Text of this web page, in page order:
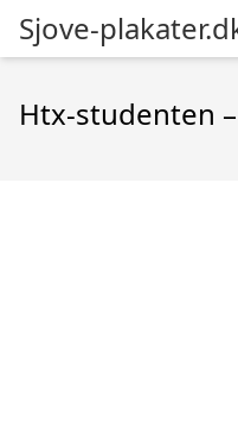
Sjove-
Htx-studenten